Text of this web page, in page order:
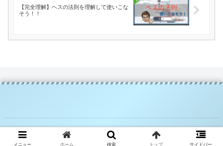
【完全理解】ヘスの法則を理解して使いこな
そう！！
Copyright © 2020-2026 高校化学のものがたり All Rights Reserved.
メニュー ホーム 検索 トップ サイドバー